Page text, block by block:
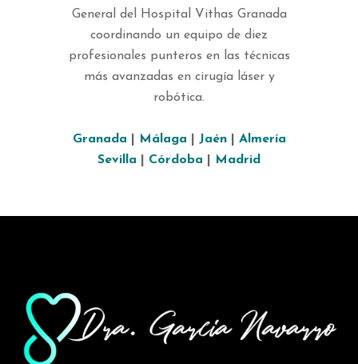
General del Hospital Vithas Granada
coordinando un equipo de diez
profesionales punteros en las técnicas
más avanzadas en cirugía láser y
robótica.
Granada Málaga Jaén| Almería
Sevilla
Córdoba Madrid